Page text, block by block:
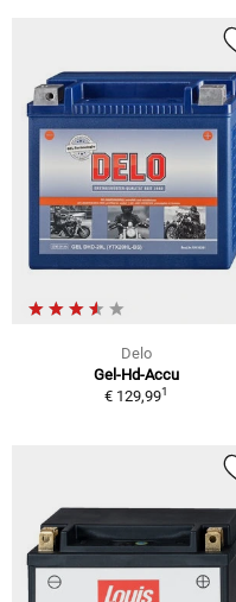
Delo
Gel-Hd-Accu
€ 129,991